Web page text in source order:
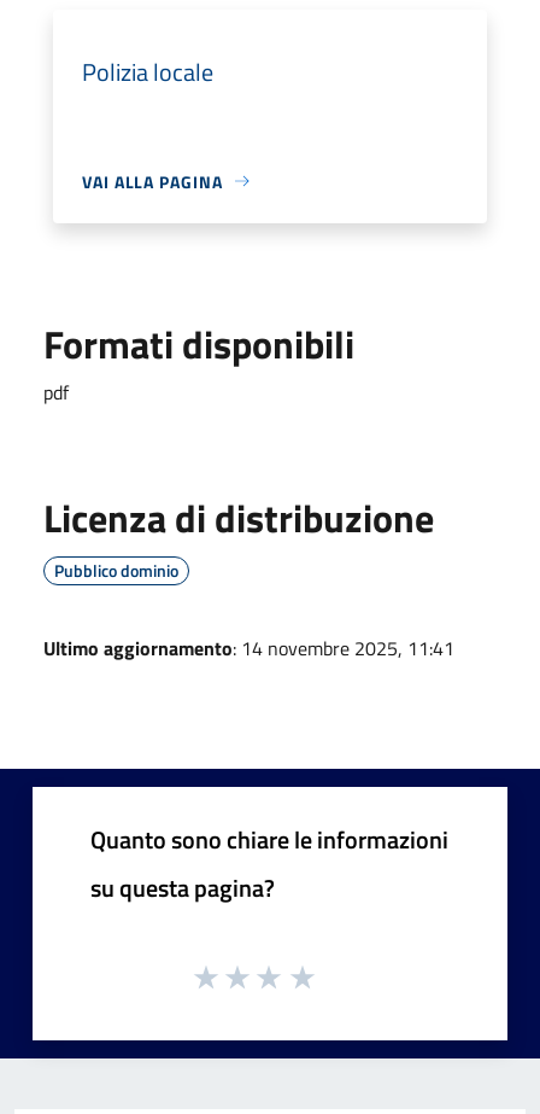
Polizia locale
VAI ALLA PAGINA
Formati disponibili
pdf
Licenza di distribuzione
Pubblico dominio
Ultimo aggiornamento: 14 novembre 2025, 11:41
Quanto sono chiare le informazioni
su questa pagina?